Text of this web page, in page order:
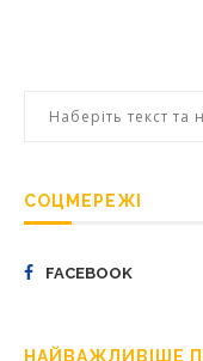
СОЦМЕРЕЖІ
FACEBOOK
НАЙВАЖЛИВІШЕ